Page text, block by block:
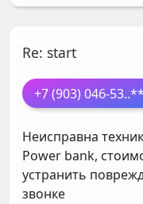
Re: start
+7 (903) 046-53..**
Неисправна
Power bank,
устранить
звонке